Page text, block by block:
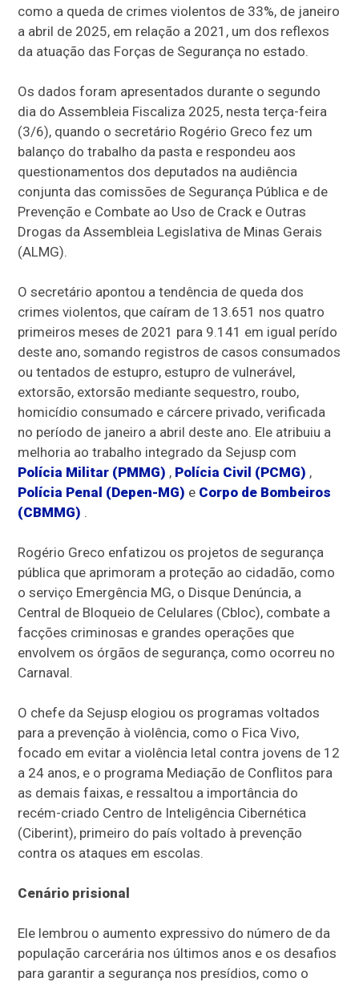
como a queda de crimes violentos de 33%, de janeiro
a abril de 2025, em relação a 2021, um dos reflexos
da atuação das Forças de Segurança no estado.
Os dados foram apresentados durante o segundo
dia do Assembleia Fiscaliza 2025, nesta terça-feira
(3/6), quando o secretário Rogério Greco fez um
balanço do trabalho da pasta e respondeu aos
questionamentos dos deputados na audiência
conjunta das comissões de Segurança Pública e de
Prevenção e Combate ao Uso de Crack e Outras
Drogas da Assembleia Legislativa de Minas Gerais
(ALMG).
O secretário apontou a tendência de queda dos
crimes violentos, que caíram de 13.651 nos quatro
primeiros meses de 2021 para 9.141 em igual perído
deste ano, somando registros de casos consumados
ou tentados de estupro, estupro de vulnerável,
extorsão, extorsão mediante sequestro, roubo,
homicídio consumado e cárcere privado, verificada
no período de janeiro a abril deste ano. Ele atribuiu a
melhoria ao trabalho integrado da Sejusp com
Polícia Militar (PMMG) , Polícia Civil (PCMG) ,
Polícia Penal (Depen-MG) e Corpo de Bombeiros
(CBMMG) .
Rogério Greco enfatizou os projetos de segurança
pública que aprimoram a proteção ao cidadão, como
o serviço Emergência MG, o Disque Denúncia, a
Central de Bloqueio de Celulares (Cbloc), combate a
facções criminosas e grandes operações que
envolvem os órgãos de segurança, como ocorreu no
Carnaval.
O chefe da Sejusp elogiou os programas voltados
para a prevenção à violência, como o Fica Vivo,
focado em evitar a violência letal contra jovens de 12
a 24 anos, e o programa Mediação de Conflitos para
as demais faixas, e ressaltou a importância do
recém-criado Centro de Inteligência Cibernética
(Ciberint), primeiro do país voltado à prevenção
contra os ataques em escolas.
Cenário prisional
Ele lembrou o aumento expressivo do número de da
população carcerária nos últimos anos e os desafios
para garantir a segurança nos presídios, como o